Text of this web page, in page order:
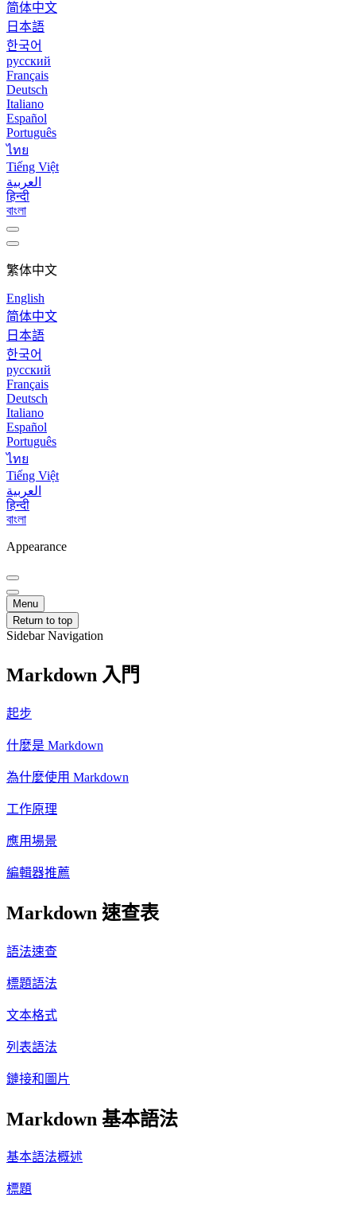
简体中文
日本語
한국어
русский
Français
Deutsch
Italiano
Español
Português
ไทย
Tiếng Việt
العربية
हिन्दी
বাংলা
繁体中文
English
简体中文
日本語
한국어
русский
Français
Deutsch
Italiano
Español
Português
ไทย
Tiếng Việt
العربية
हिन्दी
বাংলা
Appearance
Menu
Return to top
Sidebar Navigation
Markdown 入門
起步
什麼是 Markdown
為什麼使用 Markdown
工作原理
應用場景
編輯器推薦
Markdown 速查表
語法速查
標題語法
文本格式
列表語法
鏈接和圖片
Markdown 基本語法
基本語法概述
標題